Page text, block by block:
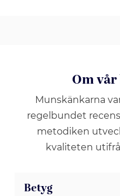
Om
Munskänkarna
regelbundet
metodiken
kvaliteten
Betyg